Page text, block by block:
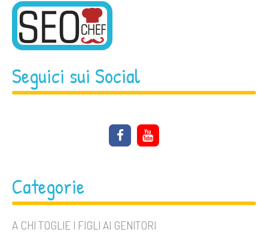
Seguici sui Social
Categorie
A CHI TOGLIE I FIGLI AI GENITORI